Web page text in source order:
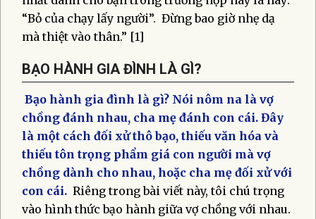
“Bỏ của chạy lấy người”. Đừng bao giờ nhẹ dạ
mà thiệt vào thân.” [1]
BẠO HÀNH GIA ĐÌNH LÀ GÌ?
Bạo hành gia đình là gì? Nói nôm na là vợ
chồng đánh nhau, cha mẹ đánh con cái. Đây
là một cách đối xử thô bạo, thiếu văn hóa và
thiếu tôn trọng phẩm giá con người mà vợ
chồng dành cho nhau, hoặc cha mẹ đối xử với
con cái. Riêng trong bài viết này, tôi chú trọng
vào hình thức bạo hành giữa vợ chồng với nhau.